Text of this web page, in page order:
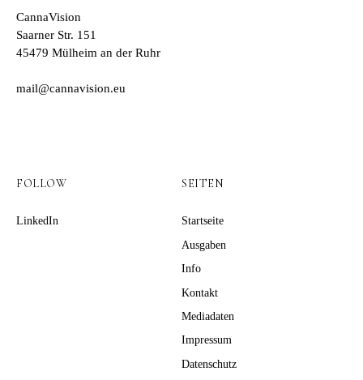
CannaVision
Saarner Str. 151
45479 Mülheim an der Ruhr
mail@cannavision.eu
FOLLOW
LinkedIn
SEITEN
Startseite
Ausgaben
Info
Kontakt
Mediadaten
Impressum
Datenschutz